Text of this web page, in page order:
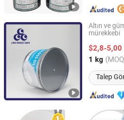
Altın ve
mürekkebi
$2,8-5,00
1 kg
Talep
Hunan Jingwangdian Technic &
Hunan, China Fiyat